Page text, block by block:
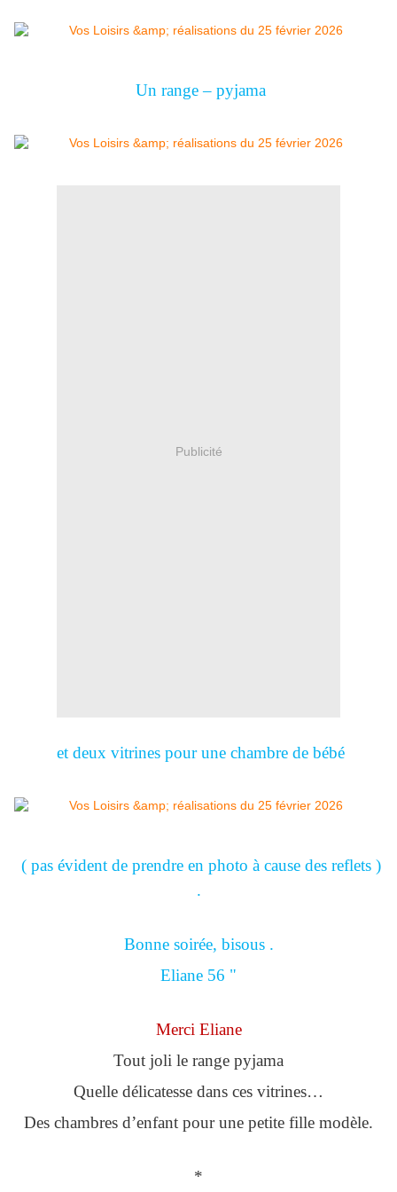
Un range – pyjama
Publicité
et deux vitrines pour une chambre de bébé
( pas évident de prendre en photo à cause des reflets )
.
Bonne soirée, bisous .
Eliane 56 "
Merci Eliane
Tout joli le range pyjama
Quelle délicatesse dans ces vitrines…
Des chambres d’enfant pour une petite fille modèle.
*